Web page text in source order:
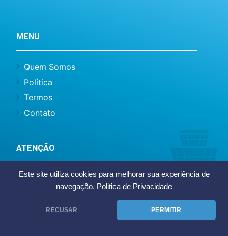
Este site utiliza cookies para melhorar sua experiência de
navegação. Politica de Privacidade
RECUSAR PERMITIR
MENU
Quem Somos
Política
Termos
Contato
ATENÇÃO
Este site não representa o Aeroporto
Internacional de Viracopos ou Infraero, somos
um site de caráter informativo e notícias.